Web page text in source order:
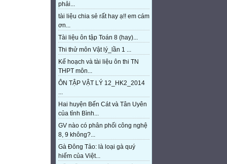
phải...
tài liệu chia sẻ rất hay ạ!! em cám
ơn...
Tài liệu ôn tập Toán 8 (hay)...
Thi thử môn Vật lý_lần 1 ...
Kế hoạch và tài liệu ôn thi TN
THPT môn...
ÔN TẬP VẬT LÝ 12_HK2_2014
...
Hai huyện Bến Cát và Tân Uyên
của tỉnh Bình...
GV nào có phân phối công nghệ
8, 9 không?...
Gà Đông Tảo: là loại gà quý
hiếm của Việt...